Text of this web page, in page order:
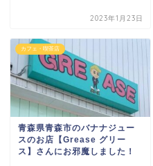
2023年1月23日
カフェ・喫茶店
青森県青森市のバナナジュー
スのお店【Grease グリー
ス】さんにお邪魔しました！